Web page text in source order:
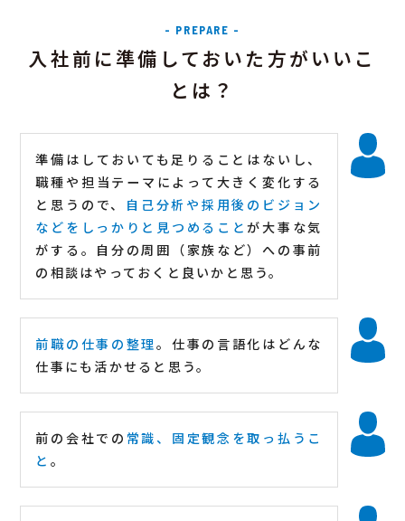
- PREPARE -
入社前に準備しておいた方がいいこ
とは？
準備はしておいても足りることはないし、
職種や担当テーマによって大きく変化する
と思うので、 自己分析や採用後のビジョン
などをしっかりと見つめることが大事な気
がする。自分の周囲（家族など）への事前
の相談はやっておくと良いかと思う。
前職の仕事の整理。仕事の言語化はどんな
仕事にも活かせると思う。
前の会社での 常識、固定観念を取っ払うこ
と 。